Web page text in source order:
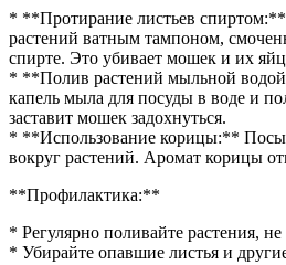
* **Протирание листьев
растений ватным тампоном,
спирте. Это убивает мошек и их
* **Полив растений мыльной
капель мыла для посуды в воде и
заставит мошек задохнуться.
* **Использование корицы:**
вокруг растений. Аромат корицы
**Профилактика:**
* Регулярно поливайте растения, не
* Убирайте опавшие листья и